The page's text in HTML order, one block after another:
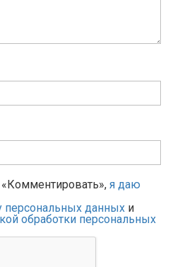
я даю
персональных данных и
обработки персональных